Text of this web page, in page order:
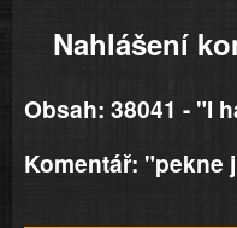
Nahlášení
Obsah: 38041 - "I
Komentář: "pekne